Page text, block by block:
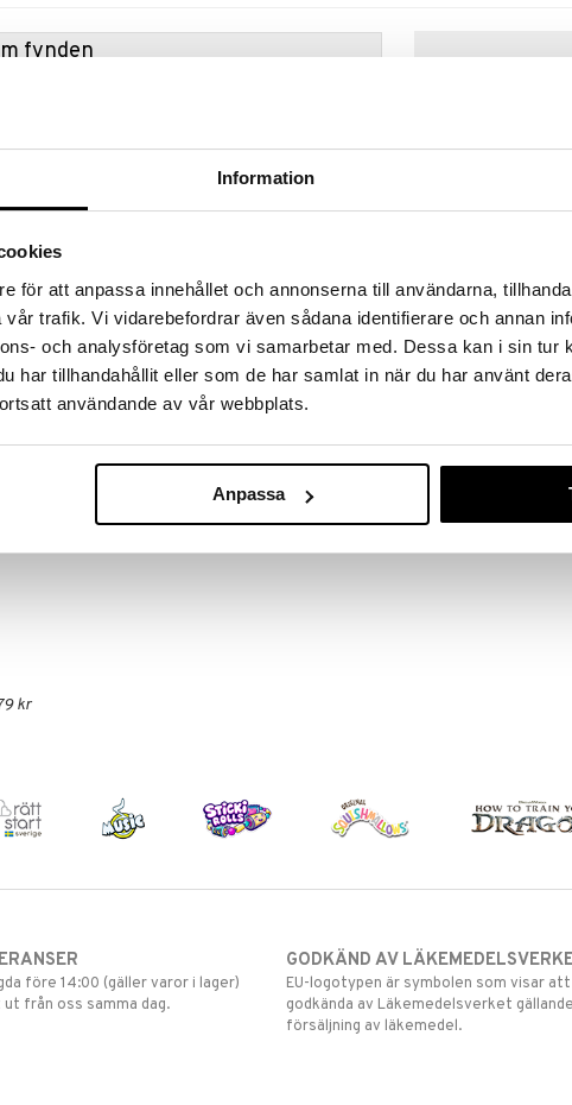
Information
för att anpassa innehållet och annonserna till användarna,
trafik. Vi vidarebefordrar även sådana identifierare och annan
och analysföretag som vi samarbetar med. Dessa kan i sin tur
har tillhandahållit eller som de har samlat in när du har använt
användande av vår webbplats.
Anpassa
fynden
fram till 31/8-2026, men var snabb - dina
kan fort ta slut!
med detta Ninjago-vapenset! Detta set har
redo för strid när som helst.
svart hölster med justerbara remmar.
kr
Disguise Ninjago
DISGUISE
199
före 14:00 (gäller varor i lager)
från oss samma dag.
GODKÄND AV
EU-logotypen är symbolen som visar
godkända av Läkemedelsverket gällande
försäljning av läkemedel.